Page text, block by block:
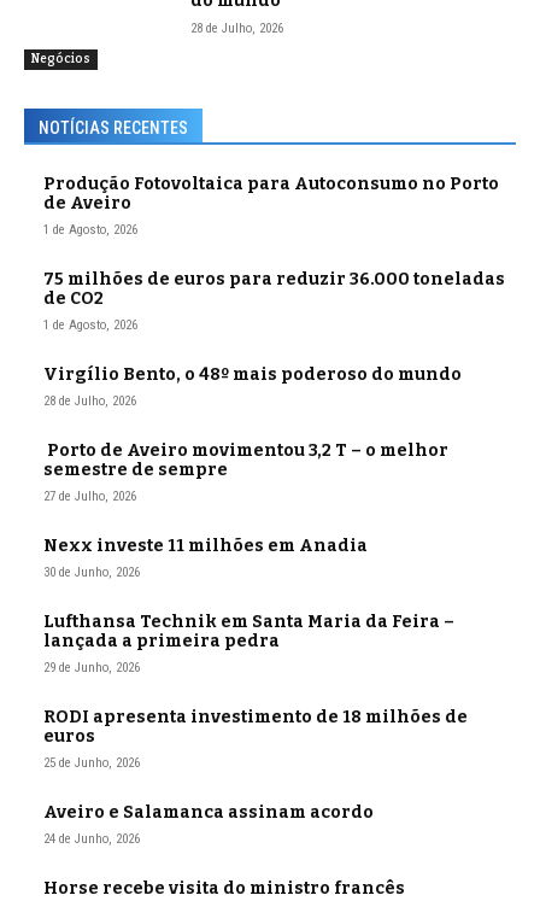
Negócios
28 de Julho, 2026
NOTÍCIAS RECENTES
Produção Fotovoltaica para Autoconsumo no Porto
de Aveiro
1 de Agosto, 2026
75 milhões de euros para reduzir 36.000 toneladas
de CO2
1 de Agosto, 2026
Virgílio Bento, o 48º mais poderoso do mundo
28 de Julho, 2026
Porto de Aveiro movimentou 3,2 T – o melhor
semestre de sempre
27 de Julho, 2026
Nexx investe 11 milhões em Anadia
30 de Junho, 2026
Lufthansa Technik em Santa Maria da Feira –
lançada a primeira pedra
29 de Junho, 2026
RODI apresenta investimento de 18 milhões de
euros
25 de Junho, 2026
Aveiro e Salamanca assinam acordo
24 de Junho, 2026
Horse recebe visita do ministro francês